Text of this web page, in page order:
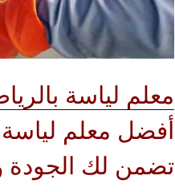
معلم لياسة
أفضل معلم
تضمن لك الجودة